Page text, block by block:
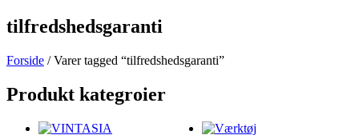
tilfredshedsgaranti
Forside / Varer tagged “tilfredshedsgaranti”
Produkt kategroier